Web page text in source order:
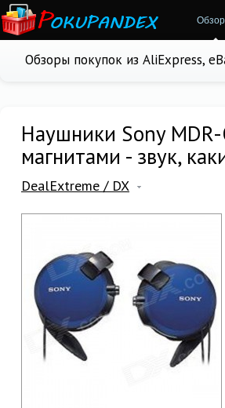
Обзоры покупок из AliExpress,
Наушники Sony
магнитами - звук,
DealExtreme / DX